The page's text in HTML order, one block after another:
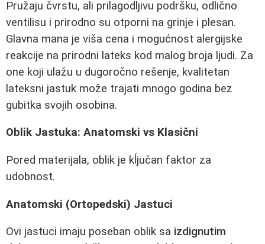
Pružaju čvrstu, ali prilagodljivu podršku, odlično
ventilisu i prirodno su otporni na grinje i plesan.
Glavna mana je viša cena i mogućnost alergijske
reakcije na prirodni lateks kod malog broja ljudi. Za
one koji ulažu u dugoročno rešenje, kvalitetan
lateksni jastuk može trajati mnogo godina bez
gubitka svojih osobina.
Oblik Jastuka: Anatomski vs Klasični
Pored materijala, oblik je kĺjučan faktor za
udobnost.
Anatomski (Ortopedski) Jastuci
Ovi jastuci imaju poseban oblik sa izdignutim